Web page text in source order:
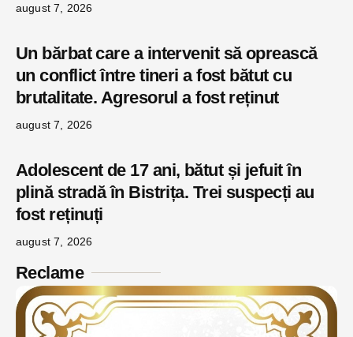
august 7, 2026
Un bărbat care a intervenit să oprească
un conflict între tineri a fost bătut cu
brutalitate. Agresorul a fost reținut
august 7, 2026
Adolescent de 17 ani, bătut și jefuit în
plină stradă în Bistrița. Trei suspecți au
fost reținuți
august 7, 2026
Reclame